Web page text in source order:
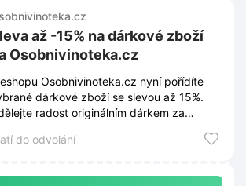
až -15% na dárkové zboží
Osobnivinoteka.cz
Osobnivinoteka.cz nyní pořídíte
dárkové zboží se slevou až 15%.
radost originálním dárkem za
do odvolání